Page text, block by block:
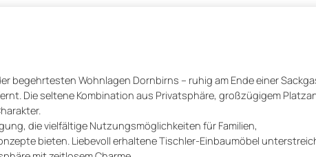
begehrtesten Wohnlagen Dornbirns – ruhig am Ende einer
Die seltene Kombination aus Privatsphäre, großzügigem
die vielfältige Nutzungsmöglichkeiten für Familien,
bieten. Liebevoll erhaltene Tischler-Einbaumöbel